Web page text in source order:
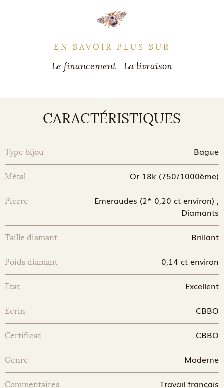
EN SAVOIR PLUS SUR
Le financement La livraison
CARACTÉRISTIQUES
Type bijou Bague
Métal Or 18k (750/1000ème)
Pierre
Emeraudes (2* 0,20 ct environ) ;
Diamants
Taille diamant Brillant
Poids diamant 0,14 ct environ
Etat Excellent
Ecrin CBBO
Certificat CBBO
Genre Moderne
Commentaires Travail français